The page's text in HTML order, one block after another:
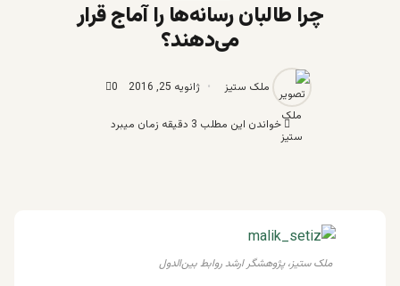
چرا طالبان رسانه‌ها را آماج قرار
می‌دهند؟
ملک ستیز ژانویه 25, 2016 0
خواندن این مطلب 3 دقیقه زمان میبرد
ملک ستیز، پژوهشگر ارشد روابط بین‌الدول